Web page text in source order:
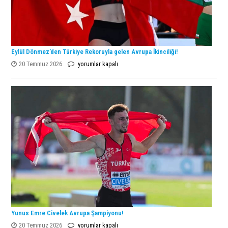
Eylül Dönmez’den Türkiye Rekoruyla gelen Avrupa İkinciliği!
20 Temmuz 2026
Eylül
Türkiye
gelen
Avrupa
İkinciliği!
yorumlar kapalı
Yunus Emre Civelek Avrupa Şampiyonu!
20 Temmuz 2026
Yunus
yorumlar kapalı